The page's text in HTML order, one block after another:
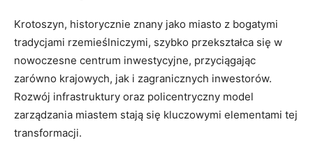
Krotoszyn, historycznie znany jako miasto z bogatymi
tradycjami rzemieślniczymi, szybko przekształca się w
nowoczesne centrum inwestycyjne, przyciągając
zarówno krajowych, jak i zagranicznych inwestorów.
Rozwój infrastruktury oraz policentryczny model
zarządzania miastem stają się kluczowymi elementami tej
transformacji.